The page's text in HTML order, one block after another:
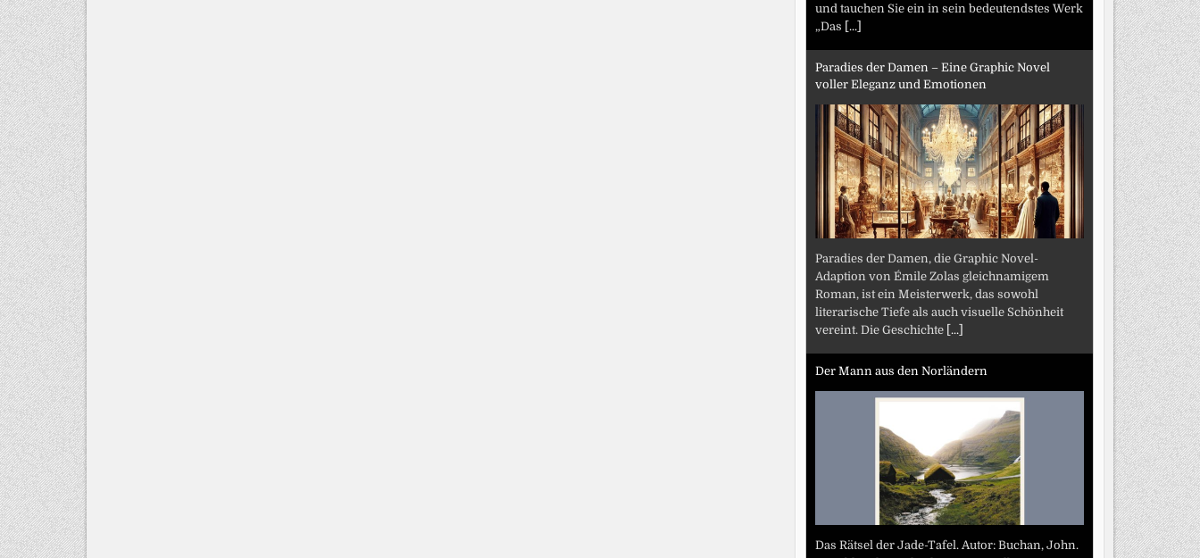
und tauchen Sie ein in sein bedeutendstes Werk
„Das [...]
Paradies der Damen – Eine Graphic Novel
voller Eleganz und Emotionen
Paradies der Damen, die Graphic Novel-
Adaption von Émile Zolas gleichnamigem
Roman, ist ein Meisterwerk, das sowohl
literarische Tiefe als auch visuelle Schönheit
vereint. Die Geschichte [...]
Der Mann aus den Norländern
Das Rätsel der Jade-Tafel. Autor: Buchan, John.